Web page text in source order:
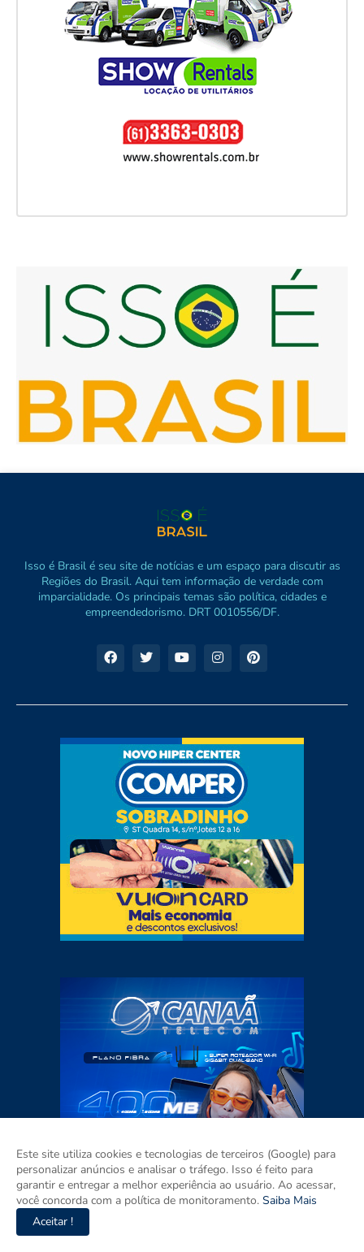
Isso é Brasil é seu site de notícias e um espaço para discutir as
Regiões do Brasil. Aqui tem informação de verdade com
imparcialidade. Os principais temas são política, cidades e
empreendedorismo. DRT 0010556/DF.
Este site utiliza cookies e tecnologias de terceiros (Google) para
personalizar anúncios e analisar o tráfego. Isso é feito para
garantir e entregar a melhor experiência ao usuário. Ao acessar,
você concorda com a política de monitoramento. Saiba Mais
Aceitar !